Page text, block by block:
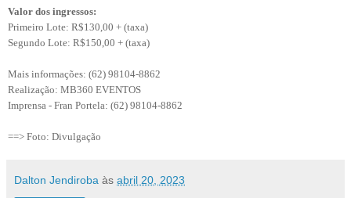
Valor dos ingressos:
Primeiro Lote: R$130,00 + (taxa)
Segundo Lote: R$150,00 + (taxa)
Mais informações: (62) 98104-8862
Realização: MB360 EVENTOS
Imprensa - Fran Portela: (62) 98104-8862
==> Foto: Divulgação
Dalton Jendiroba às abril 20, 2023